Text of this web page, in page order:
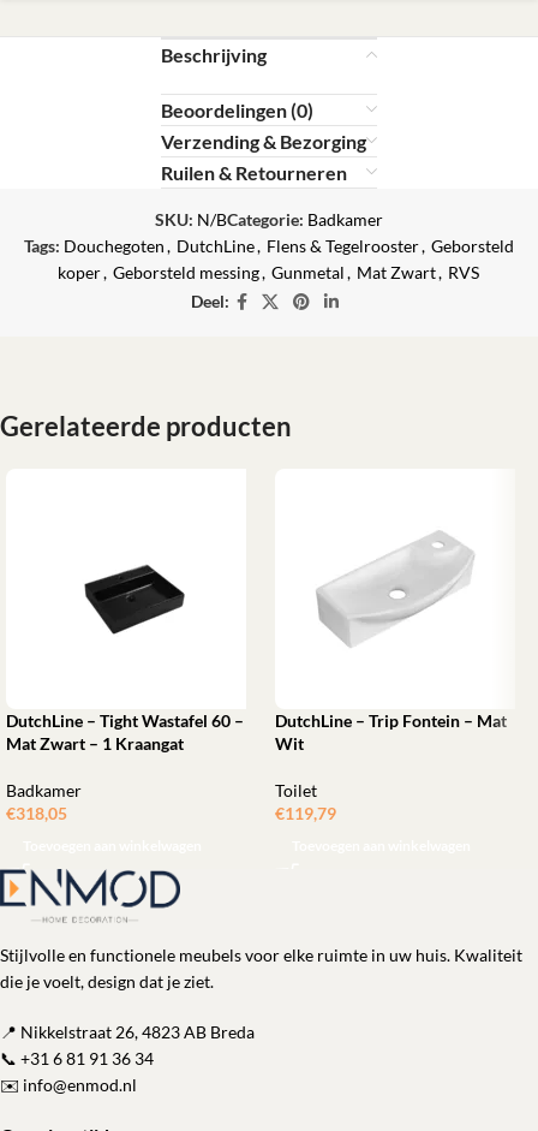
Beschrijving
Beoordelingen (0)
Verzending & Bezorging
Ruilen & Retourneren
SKU: N/BCategorie: Badkamer
Tags: Douchegoten, DutchLine, Flens & Tegelrooster, Geborsteld
koper, Geborsteld messing, Gunmetal , Mat Zwart, RVS
Deel:
Gerelateerde producten
DutchLine – Tight Wastafel 60 –
Mat Zwart – 1 Kraangat
Badkamer
€318,05
DutchLine – Trip Fontein – Mat
Wit
Toilet
€119,79
Stijlvolle en functionele meubels voor elke ruimte in uw huis. Kwaliteit
die je voelt, design dat je ziet.
📍 Nikkelstraat 26, 4823 AB Breda
📞 +31 6 81 91 36 34
✉️ info@enmod.nl